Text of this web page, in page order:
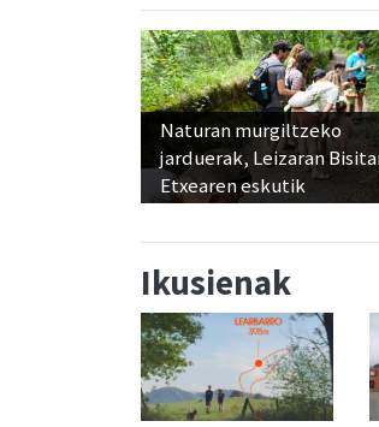
Naturan murgiltzeko
jarduerak, Leizaran
Etxearen eskutik
Ikusienak